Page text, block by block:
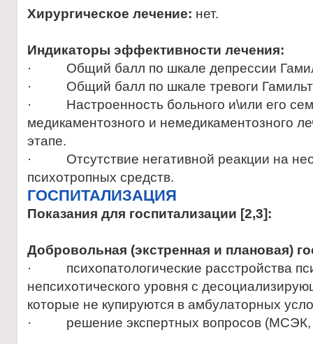
Хирургическое лечение: нет.
Индикаторы эффективности лечения:
· Общий балл по шкале депрессии
· Общий балл по шкале тревоги
· Настроенность больного и\или его
медикаментозного и немедикаментозного
этапе.
· Отсутствие негативной реакции на
психотропных средств.
ГОСПИТАЛИЗАЦИЯ
Показания для госпитализации [2,3]:
Добровольная (экстренная и плановая)
· психопатологические расстройства
непсихотического уровня с
которые не купируются в амбулаторных
· решение экспертных вопросов